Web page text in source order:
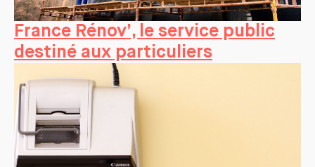
France Rénov’, le service public
destiné aux particuliers